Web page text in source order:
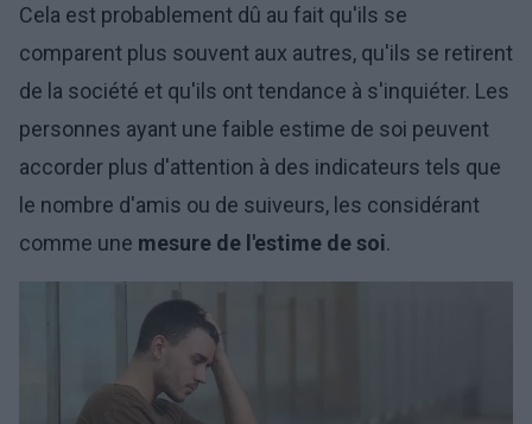
Cela est probablement dû au fait qu'ils se
comparent plus souvent aux autres, qu'ils se retirent
de la société et qu'ils ont tendance à s'inquiéter. Les
personnes ayant une faible estime de soi peuvent
accorder plus d'attention à des indicateurs tels que
le nombre d'amis ou de suiveurs, les considérant
comme une mesure de l'estime de soi.